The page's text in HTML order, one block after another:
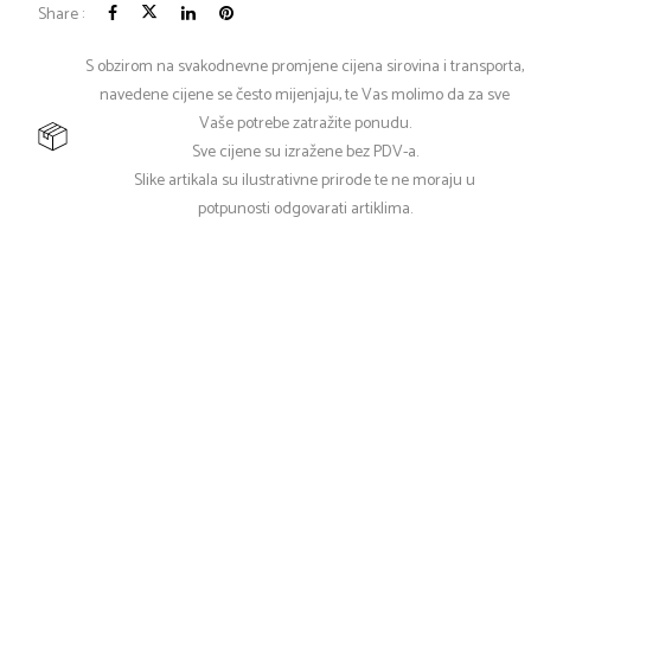
Share :
S obzirom na svakodnevne promjene cijena sirovina i transporta,
navedene cijene se često mijenjaju, te Vas molimo da za sve
Vaše potrebe zatražite ponudu.
Sve cijene su izražene bez PDV-a.
Slike artikala su ilustrativne prirode te ne moraju u
potpunosti odgovarati artiklima.